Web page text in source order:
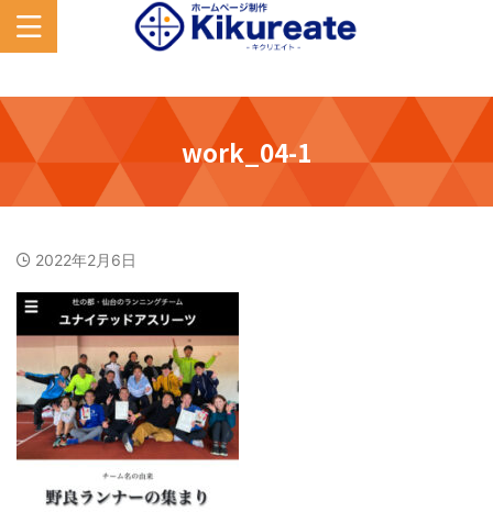
work_04-1
2022年2月6日